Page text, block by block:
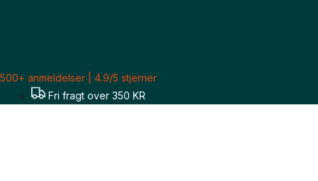
500+ anmeldelser | 4.9/5 stjerner
Fri fragt over 350 KR